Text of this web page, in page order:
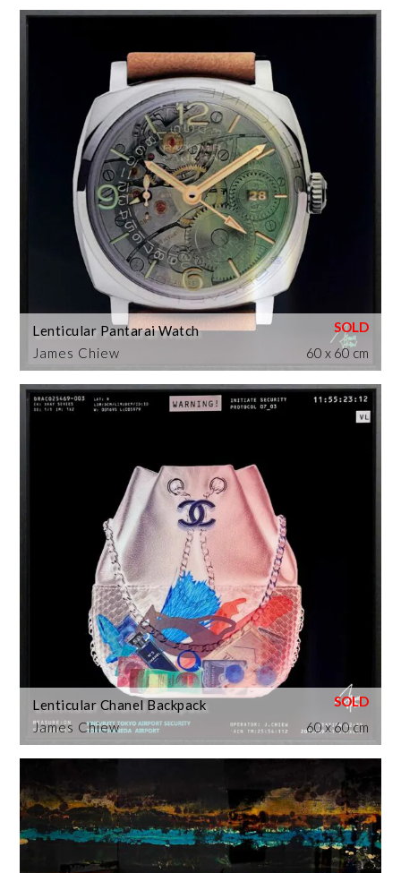
James Chiew
Lenticular Pantarai Watch
60 x 60 cm
James Chiew
Lenticular Chanel Backpack
60 x 60 cm